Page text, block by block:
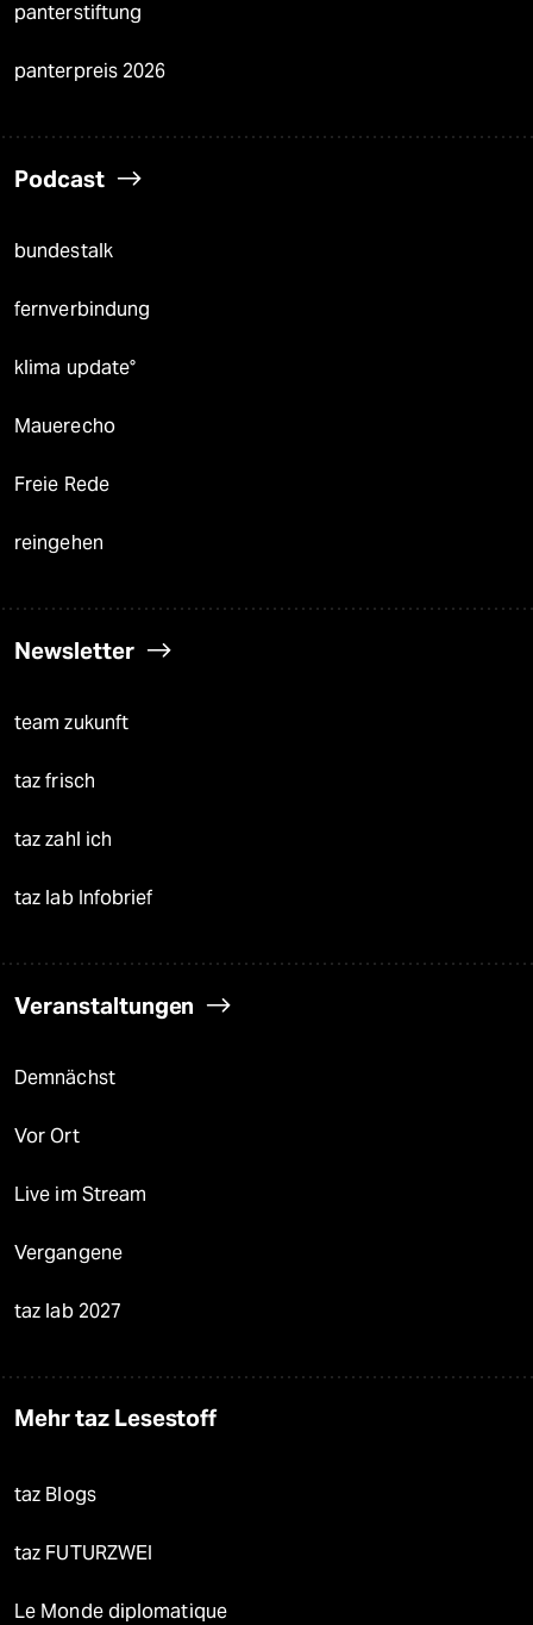
panterstiftung
panterpreis 2026
Podcast
bundestalk
fernverbindung
klima update°
Mauerecho
Freie Rede
reingehen
Newsletter
team zukunft
taz frisch
taz zahl ich
taz lab Infobrief
Veranstaltungen
Demnächst
Vor Ort
Live im Stream
Vergangene
taz lab 2027
Mehr taz Lesestoff
taz Blogs
taz FUTURZWEI
Le Monde diplomatique